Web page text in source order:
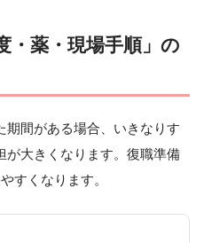
・薬・現場手順」の
期間がある場合、いきなりす
が大きくなります。復職準備
すくなります。